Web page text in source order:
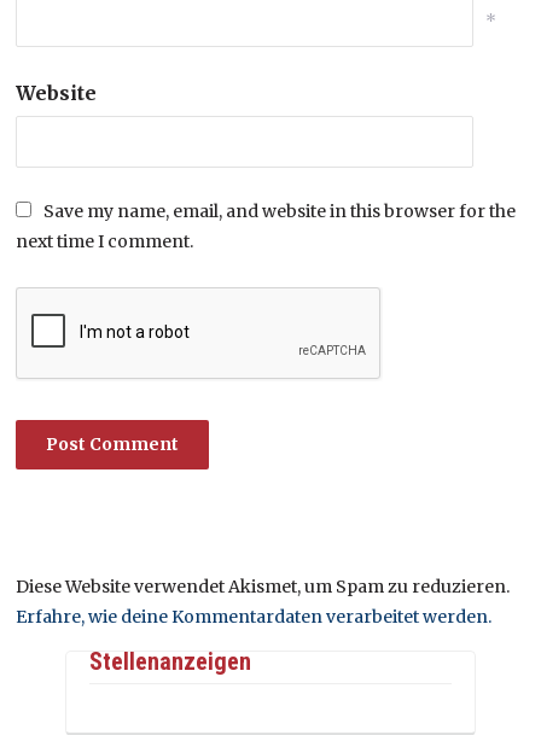
*
Website
Save my name, email, and website in this browser for the
next time I comment.
Diese Website verwendet Akismet, um Spam zu reduzieren.
Erfahre, wie deine Kommentardaten verarbeitet werden.
Stellenanzeigen